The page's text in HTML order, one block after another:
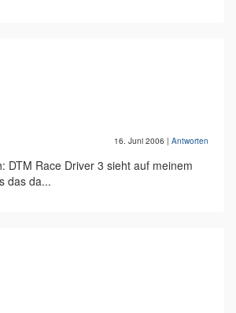
16. Juni 2006 | Antworten
DTM Race Driver 3 sieht auf meinem
das da...